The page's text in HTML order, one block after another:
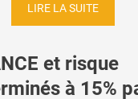
LIRE LA SUITE
et risque
à 15%